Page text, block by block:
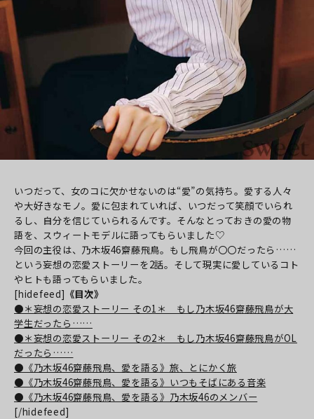
いつだって、女のコに欠かせないのは“愛”の気持ち。愛する人々
や大好きなモノ。愛に包まれていれば、いつだって笑顔でいられ
るし、自分を信じていられるんです。そんなとっておきの愛の物
語を、スウィートモデルに語ってもらいました♡
今回の主役は、乃木坂46齋藤飛鳥。もし飛鳥が〇〇だったら……
という妄想の恋愛ストーリーを2話。そして現実に愛しているコト
やヒトも語ってもらいました。
[hidefeed] 《目次》
●＊妄想の恋愛ストーリー その1＊ もし乃木坂46齋藤飛鳥が大
学生だったら……
●＊妄想の恋愛ストーリー その2＊ もし乃木坂46齋藤飛鳥がOL
だったら……
●《乃木坂46齋藤飛鳥、愛を語る》旅、とにかく旅
●《乃木坂46齋藤飛鳥、愛を語る》いつもそばにある音楽
●《乃木坂46齋藤飛鳥、愛を語る》乃木坂46のメンバー
[/hidefeed]